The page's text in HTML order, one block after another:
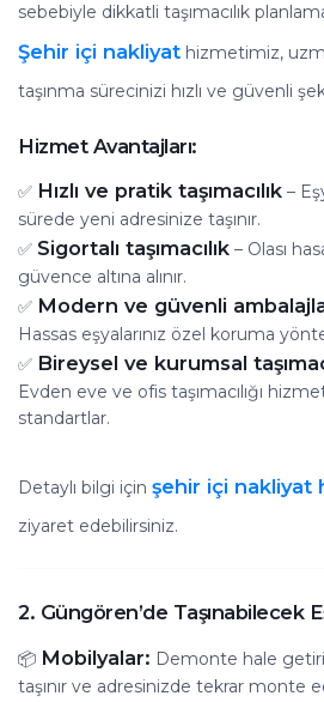
sebebiyle dikkatli taşımacılık
Şehir içi nakliyat hizmetimiz,
taşınma sürecinizi hızlı ve güvenli
Hizmet Avantajları:
✅ Hızlı ve pratik taşımacılık –
sürede yeni adresinize taşınır.
✅ Sigortalı taşımacılık – Olası
güvence altına alınır.
✅ Modern ve güvenli
Hassas eşyalarınız özel koruma
✅ Bireysel ve kurumsal
Evden eve ve ofis taşımacılığı
standartlar.
Detaylı bilgi için şehir içi nakliyat
ziyaret edebilirsiniz.
2. Güngören’de Taşınabilecek
📦 Mobilyalar: Demonte hale
taşınır ve adresinizde tekrar monte